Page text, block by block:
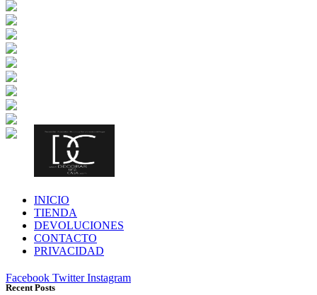
INICIO
TIENDA
DEVOLUCIONES
CONTACTO
PRIVACIDAD
Facebook Twitter Instagram
Recent Posts